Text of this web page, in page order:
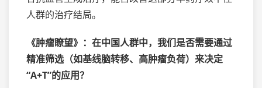
人群的治疗结局。
《肿瘤瞭望》：在中国人群中，我们是否需要通过
精准筛选（如基线脑转移、高肿瘤负荷）来决定
“A+T”的应用？